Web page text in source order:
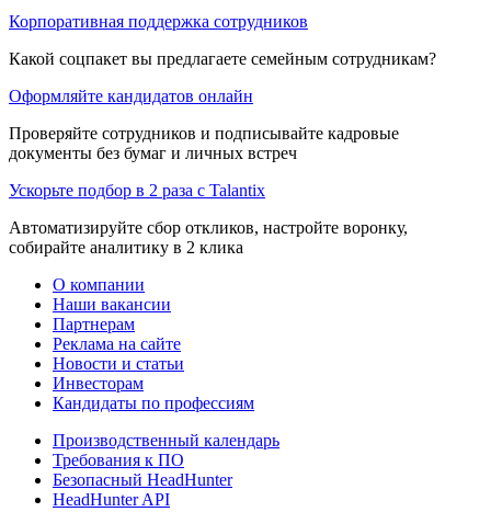
Корпоративная поддержка сотрудников
Какой соцпакет вы предлагаете семейным сотрудникам?
Оформляйте кандидатов онлайн
Проверяйте сотрудников и подписывайте кадровые
документы без бумаг и личных встреч
Ускорьте подбор в 2 раза с Talantix
Автоматизируйте сбор откликов, настройте воронку,
собирайте аналитику в 2 клика
О компании
Наши вакансии
Партнерам
Реклама на сайте
Новости и статьи
Инвесторам
Кандидаты по профессиям
Производственный календарь
Требования к ПО
Безопасный HeadHunter
HeadHunter API